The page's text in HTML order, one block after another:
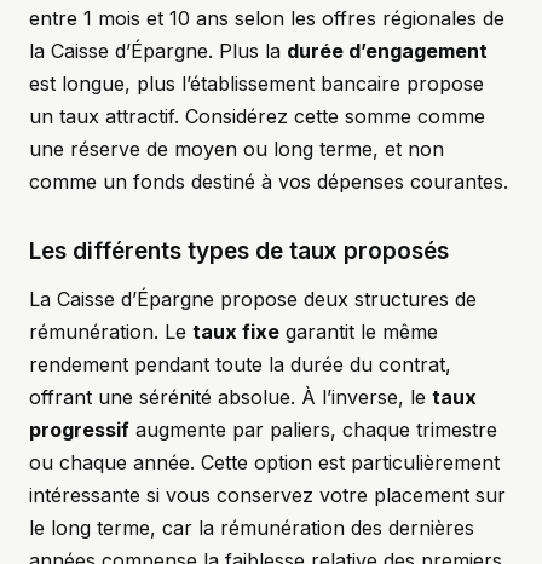
entre 1 mois et 10 ans selon les offres régionales de
la Caisse d’Épargne. Plus la durée d’engagement
est longue, plus l’établissement bancaire propose
un taux attractif. Considérez cette somme comme
une réserve de moyen ou long terme, et non
comme un fonds destiné à vos dépenses courantes.
Les différents types de taux proposés
La Caisse d’Épargne propose deux structures de
rémunération. Le taux fixe garantit le même
rendement pendant toute la durée du contrat,
offrant une sérénité absolue. À l’inverse, le taux
progressif augmente par paliers, chaque trimestre
ou chaque année. Cette option est particulièrement
intéressante si vous conservez votre placement sur
le long terme, car la rémunération des dernières